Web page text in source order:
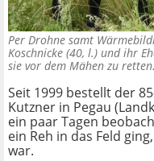
Per Drohne samt
Koschnicke (40, l.) und ihr
sie vor dem Mähen zu
Seit 1999 bestellt der
Kutzner in Pegau
ein paar Tagen
ein Reh in das Feld
war.